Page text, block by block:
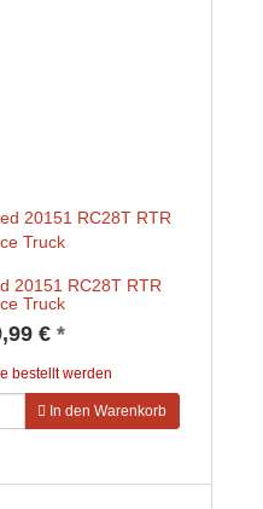
20151 RC28T RTR
Truck
€ *
bestellt werden
In den Warenkorb